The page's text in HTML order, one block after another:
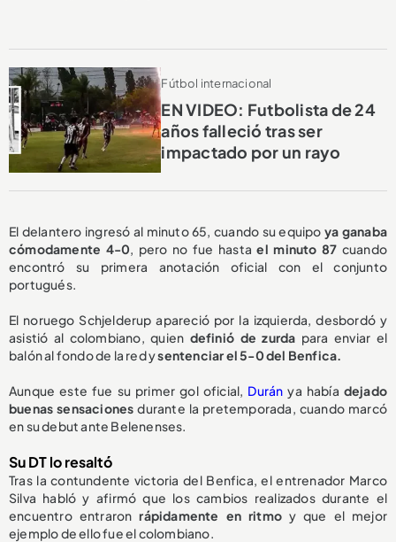
Fútbol internacional
EN VIDEO: Futbolista de 24
años falleció tras ser
impactado por un rayo
El delantero ingresó al minuto 65, cuando su equipoya ganaba
cómodamente 4-0, pero no fue hastael minuto 87 cuando
encontró su primera anotación oficial con el conjunto
portugués.
El noruego Schjelderup apareció por la izquierda, desbordó y
asistió al colombiano, quien definió de zurda para enviar el
balón al fondo de la red ysentenciar el 5-0 del Benfica.
Aunque este fue su primer gol oficial, Duránya había dejado
buenas sensacionesdurante la pretemporada, cuando marcó
en su debut ante Belenenses.
Su DT lo resaltó
Tras la contundente victoria del Benfica, el entrenador Marco
Silva habló y afirmó que los cambios realizados durante el
encuentro entraronrápidamente en ritmoy que el mejor
ejemplo de ello fue el colombiano.